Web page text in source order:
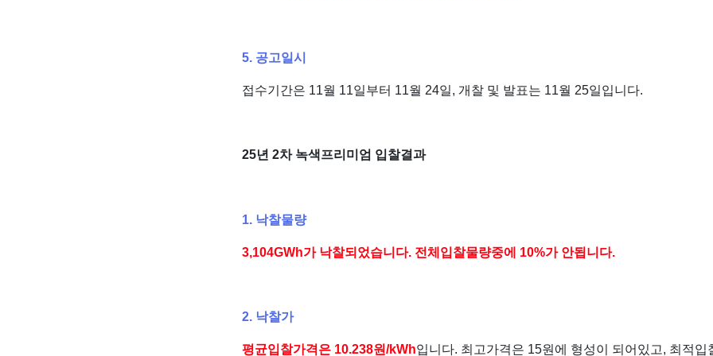
5. 공고일시
접수기간은 11월 11일부터 11월 24일, 개찰 및 발표는 11월 25일입니다.
25년 2차 녹색프리미엄 입찰결과
1. 낙찰물량
3,104GWh가 낙찰되었습니다. 전체입찰물량중에 10%가 안됩니다.
2. 낙찰가
평균입찰가격은 10.238원/kWh입니다. 최고가격은 15원에 형성이 되어있고, 최적입